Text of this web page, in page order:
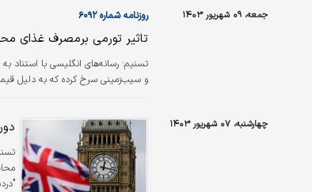
جمعه، ۰۹ شهریور ۱۴۰۳ روزنامه شماره ۶۰۹۲
تاثیر تورمی برمصرف غذای
و سیب‌‌‌زمینی سرخ کرده که به دلیل
چهارشنبه، ۰۷ شهریور ۱۴۰۳